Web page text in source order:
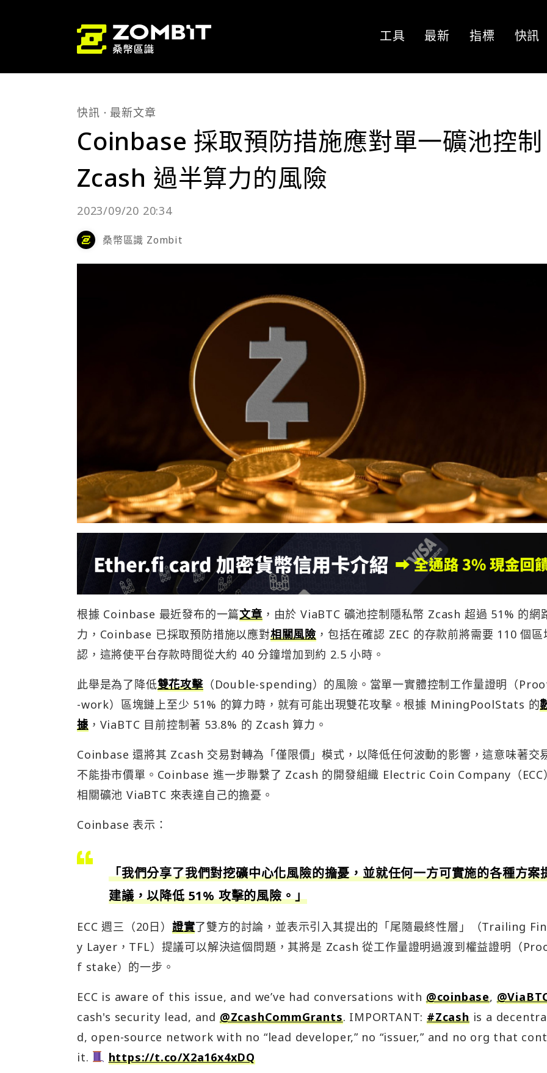
工具 最新 指標 快訊
快訊 最新文章
Coinbase 採取預防措施應對單一礦池控制
Zcash 過半算力的風險
2023/09/20 20:34
桑幣區識 Zombit
根據 Coinbase 最近發布的一篇文章，由於 ViaBTC 礦池控制隱私幣 Zcash 超過 51% 的網
力，Coinbase 已採取預防措施以應對相關風險 ，包括在確認 ZEC 的存款前將需要 110 個區
認，這將使平台存款時間從大約 40 分鐘增加到約 2.5 小時。
此舉是為了降低雙花攻擊（Double-spending）的風險。當單一實體控制工作量證明（
-work）區塊鏈上至少 51% 的算力時，就有可能出現雙花攻擊。根據 MiningPoolStats 的
據，ViaBTC 目前控制著 53.8% 的 Zcash 算力。
Coinbase 還將其 Zcash 交易對轉為「僅限價」模式，以降低任何波動的影響，這意味著交
不能掛市價單。Coinbase 進一步聯繫了 Zcash 的開發組織 Electric Coin Company（ECC
相關礦池 ViaBTC 來表達自己的擔憂。
Coinbase 表示：
「我們分享了我們對挖礦中心化風險的擔憂，並就任何一方可實施的各種方案
建議，以降低 51% 攻擊的風險。」
ECC 週三（20日） 證實了雙方的討論，並表示引入其提出的「尾隨最終性層」（Trailing
y Layer，TFL）提議可以解決這個問題，其將是 Zcash 從工作量證明過渡到權益證明（
f stake）的一步。
ECC is aware of this issue, and we’ve had conversations with @coinbase,
cash's security lead, and @ZcashCommGrants. IMPORTANT:#Zcashis a
d, open-source network with no “lead developer,” no “issuer,” and no org that
it.
https://t.co/X2a16x4xDQ